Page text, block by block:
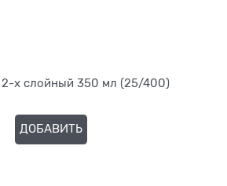
х слойный 350 мл (25/400)
ДОБАВИТЬ